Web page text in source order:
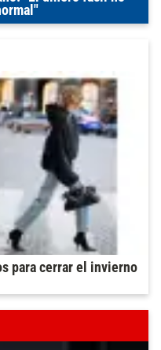
para cerrar el invierno